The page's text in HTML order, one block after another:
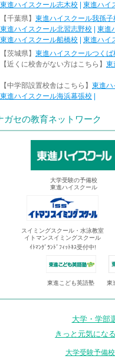
東進ハイスクール志木校
東進ハイ
【千葉県】 東進ハイスクール我孫子
東進ハイスクール北習志野校
東進
東進ハイスクール船橋校
東進ハイ
【茨城県】 東進ハイスクールつくば
【近くに校舎がない方はこちら】 東
【中学部設置校舎はこちら】 東進ハ
東進ハイスクール海浜幕張校
ガセの教育ネットワーク
大学受験の予備校
東進ハイスクール
スイミングスクール・水泳教室
イトマンスイミングスクール
ｲﾄﾏﾝｸﾞﾗﾝﾄﾞﾌｨｯﾄﾈｽ受付中!
東進こども英語塾 東
大学・学部
きっと元気にな
大学受験予備